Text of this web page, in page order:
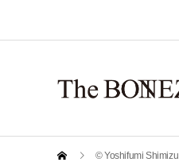
© Yoshifumi Shimizu